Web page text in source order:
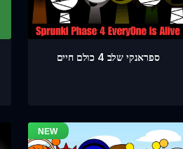
ספראנקי שלב 4 כולם חיים